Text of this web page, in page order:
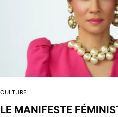
CULTURE
LE MANIFESTE